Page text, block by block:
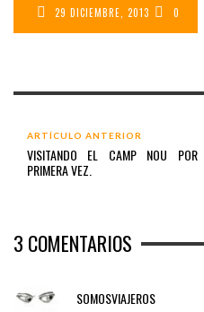
29 DICIEMBRE, 2013 0
ARTÍCULO ANTERIOR
VISITANDO EL CAMP NOU POR
PRIMERA VEZ.
3 COMENTARIOS
SOMOSVIAJEROS